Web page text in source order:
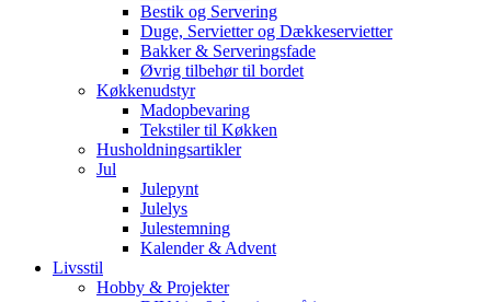
Bestik og Servering
Duge, Servietter og Dækkeservietter
Bakker & Serveringsfade
Øvrig tilbehør til bordet
Køkkenudstyr
Madopbevaring
Tekstiler til Køkken
Husholdningsartikler
Jul
Julepynt
Julelys
Julestemning
Kalender & Advent
Livsstil
Hobby & Projekter